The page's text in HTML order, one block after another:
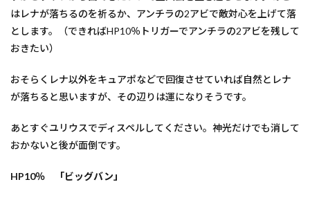
はレナが落ちるのを祈るか、アンチラの2アビで敵対心を上げて落
とします。（できればHP10％トリガーでアンチラの2アビを残して
おきたい）
おそらくレナ以外をキュアポなどで回復させていれば自然とレナ
が落ちると思いますが、その辺りは運になりそうです。
あとすぐユリウスでディスペルしてください。神光だけでも消して
おかないと後が面倒です。
HP10％ 「ビッグバン」